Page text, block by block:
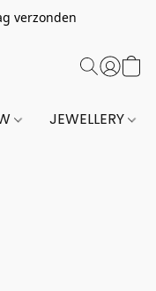
verzonden
JEWELLERY